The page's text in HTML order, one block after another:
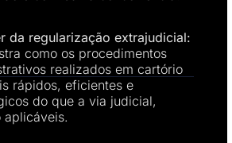
da regularização extrajudicial:
como os procedimentos
realizados em cartório
rápidos, eficientes e
do que a via judicial,
aplicáveis.